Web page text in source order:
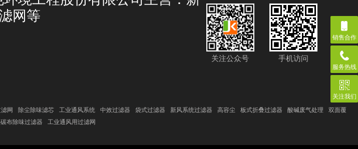
网等
关注公众号 手机访问
网 除尘除味滤芯 工业通风系统 中效过滤器 袋式过滤器 新风系统过滤器 高容尘 板式折叠过滤器 酸碱废气处理
双面覆
布除味过滤器 工业通风用过滤网
销售合作
服务热线
关注我们